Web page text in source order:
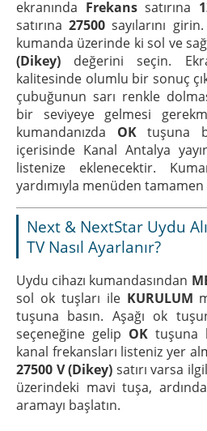
ekranında Frekanssatırına
satırına27500 sayılarını girin.
kumanda üzerinde ki sol ve
(Dikey) değerini seçin.
kalitesinde olumlu bir sonuç
çubuğunun sarı renkle
bir seviyeye gelmesi
kumandanızda OKtuşuna
içerisinde Kanal Antalya
listenize eklenecektir.
yardımıyla menüden tamamen
Next & NextStar Uydu
TV Nasıl Ayarlanır?
Uydu cihazı kumandasından
sol ok tuşları ile KURULUM
tuşuna basın. Aşağı ok
seçeneğine gelip OK tuşuna
kanal frekansları listeniz yer
27500 V (Dikey) satırı varsa
üzerindeki mavi tuşa,
aramayı başlatın.